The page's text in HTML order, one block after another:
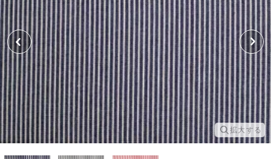
拡大する